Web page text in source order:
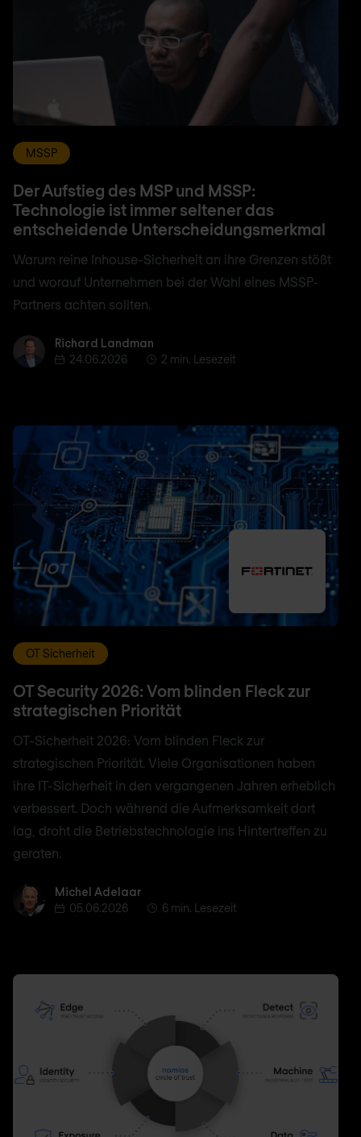
MSSP
Der Aufstieg des MSP und MSSP:
Technologie ist immer seltener das
entscheidende Unterscheidungsmerkmal
Warum reine Inhouse-Sicherheit an ihre Grenzen stößt
und worauf Unternehmen bei der Wahl eines MSSP-
Partners achten sollten.
Richard Landman
Richard Landman
24.06.2026
2 min. Lesezeit
OT Sicherheit
OT Security 2026: Vom blinden Fleck zur
strategischen Priorität
OT-Sicherheit 2026: Vom blinden Fleck zur
strategischen Priorität. Viele Organisationen haben
ihre IT-Sicherheit in den vergangenen Jahren erheblich
verbessert. Doch während die Aufmerksamkeit dort
lag, droht die Betriebstechnologie ins Hintertreffen zu
geraten.
Michel Adelaar
Michel Adelaar
05.06.2026
6 min. Lesezeit